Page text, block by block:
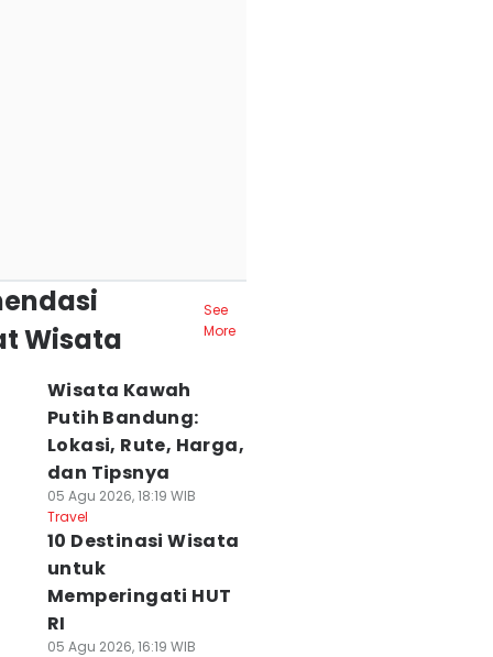
Wisata
See
More
Wisata Kawah
Putih Bandung:
Lokasi, Rute, Harga,
dan Tipsnya
05 Agu 2026, 18:19 WIB
Travel
10 Destinasi Wisata
untuk
Memperingati HUT
RI
05 Agu 2026, 16:19 WIB